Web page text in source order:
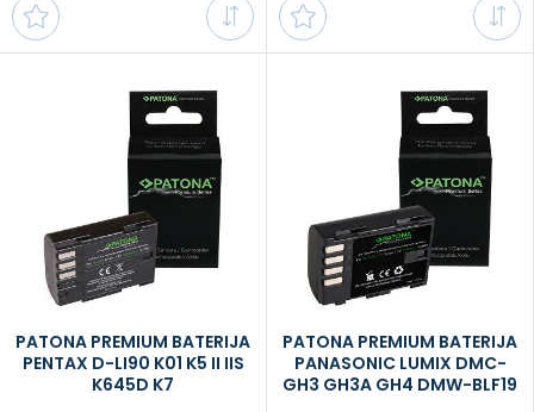
PATONA PREMIUM BATERIJA
PENTAX D-LI90 K01 K5 II IIS
K645D K7
PATONA PREMIUM BATERIJA
PANASONIC LUMIX DMC-
GH3 GH3A GH4 DMW-BLF19